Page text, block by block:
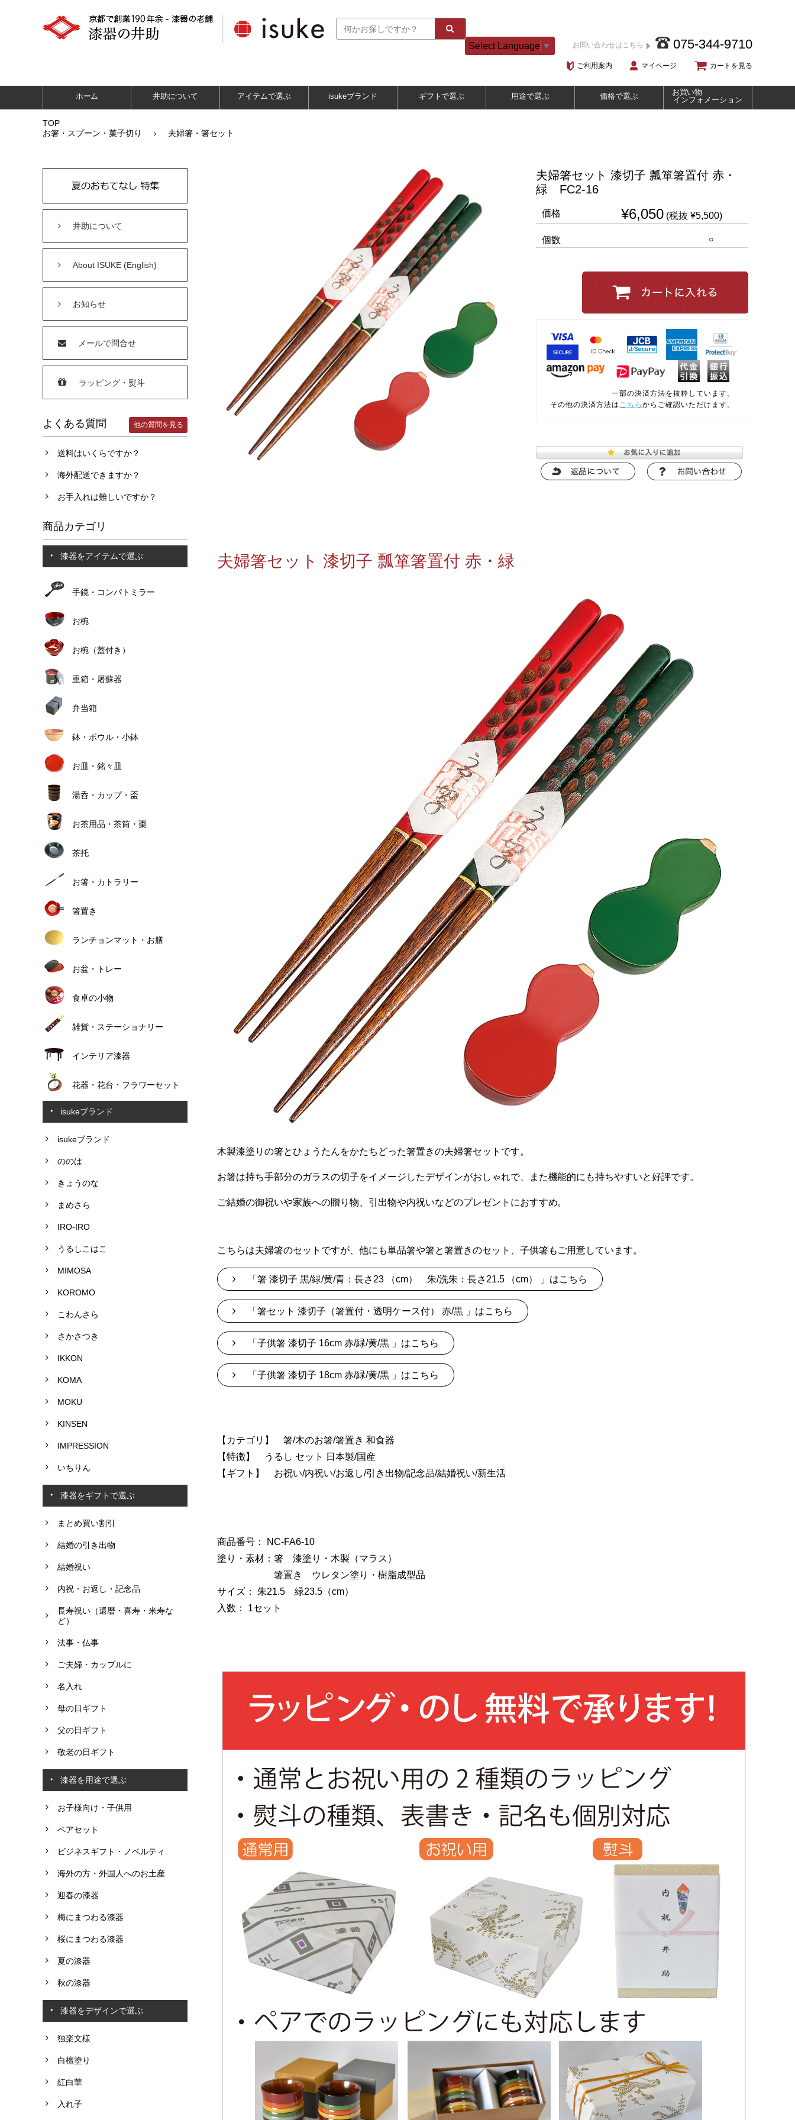
Select Language ▼ お問い合わせはこちら 075-344-9710
ご利用案内 マイページ カートを見る
ホーム 井助について アイテムで選ぶ isukeブランド ギフトで選ぶ 用途で選ぶ 価格で選ぶ
お買い物
インフォメーション
TOP
お箸・スプーン・菓子切り
夫婦箸・箸セット
井助について
About ISUKE (English)
お知らせ
メールで問合せ
ラッピング・熨斗
よくある質問 他の質問を見る
送料はいくらですか？
海外配送できますか？
お手入れは難しいですか？
商品カテゴリ
漆器をアイテムで選ぶ
手鏡・コンパトミラー
お椀
お椀（蓋付き）
重箱・屠蘇器
弁当箱
鉢・ボウル・小鉢
お皿・銘々皿
湯呑・カップ・盃
お茶用品・茶筒・棗
茶托
お箸・カトラリー
箸置き
ランチョンマット・お膳
お盆・トレー
食卓の小物
雑貨・ステーショナリー
インテリア漆器
花器・花台・フラワーセット
isukeブランド
isukeブランド
ののは
きょうのな
まめさら
IRO-IRO
うるしこはこ
MIMOSA
KOROMO
こわんさら
さかさつき
IKKON
KOMA
MOKU
KINSEN
IMPRESSION
いちりん
漆器をギフトで選ぶ
まとめ買い割引
結婚の引き出物
結婚祝い
内祝・お返し・記念品
長寿祝い（還暦・喜寿・米寿な
ど）
法事・仏事
ご夫婦・カップルに
名入れ
母の日ギフト
父の日ギフト
敬老の日ギフト
漆器を用途で選ぶ
お子様向け・子供用
ペアセット
ビジネスギフト・ノベルティ
海外の方・外国人へのお土産
迎春の漆器
梅にまつわる漆器
桜にまつわる漆器
夏の漆器
秋の漆器
漆器をデザインで選ぶ
独楽文様
白檀塗り
紅白華
入れ子
夫婦箸セット 漆切子 瓢箪箸置付 赤・
緑 FC2-16
価格 ¥6,050 (税抜 ¥5,500)
個数 ○
一部の決済方法を抜粋しています。
その他の決済方法は こちら からご確認いただけます。
夫婦箸セット 漆切子 瓢箪箸置付 赤・緑
木製漆塗りの箸とひょうたんをかたちどった箸置きの夫婦箸セットです。
お箸は持ち手部分のガラスの切子をイメージしたデザインがおしゃれで、また機能的にも持ちやすいと好評です。
ご結婚の御祝いや家族への贈り物、引出物や内祝いなどのプレゼントにおすすめ。
こちらは夫婦箸のセットですが、他にも単品箸や箸と箸置きのセット、子供箸もご用意しています。
「箸 漆切子 黒/緑/黄/青：長さ23 （cm） 朱/洗朱：長さ21.5 （cm） 」はこちら
「箸セット 漆切子（箸置付・透明ケース付） 赤/黒 」はこちら
「子供箸 漆切子 16cm 赤/緑/黄/黒 」はこちら
「子供箸 漆切子 18cm 赤/緑/黄/黒 」はこちら
【カテゴリ】 箸/木のお箸/箸置き 和食器
【特徴】 うるし セット 日本製/国産
【ギフト】 お祝い/内祝い/お返し/引き出物/記念品/結婚祝い/新生活
商品番号： NC-FA6-10
塗り・素材：箸 漆塗り・木製（マラス）
箸置き ウレタン塗り・樹脂成型品
サイズ： 朱21.5 緑23.5（cm）
入数： 1セット